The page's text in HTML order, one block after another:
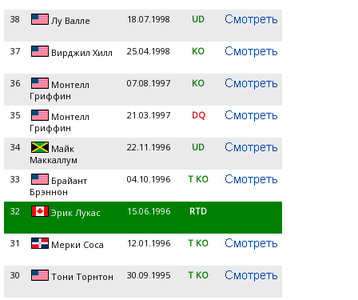
38 Лу Валле 18.07.1998 UD
37 Вирджил Хилл 25.04.1998 KO
36
Монтелл
Гриффин
07.08.1997 KO
35
Монтелл
Гриффин
21.03.1997 DQ
34
Майк
Маккаллум
22.11.1996 UD
33
Брайант
Брэннон
04.10.1996 T KO
32 Эрик Лукас 15.06.1996 RTD
31 Мерки Соса 12.01.1996 T KO
30 Тони Торнтон 30.09.1995 T KO